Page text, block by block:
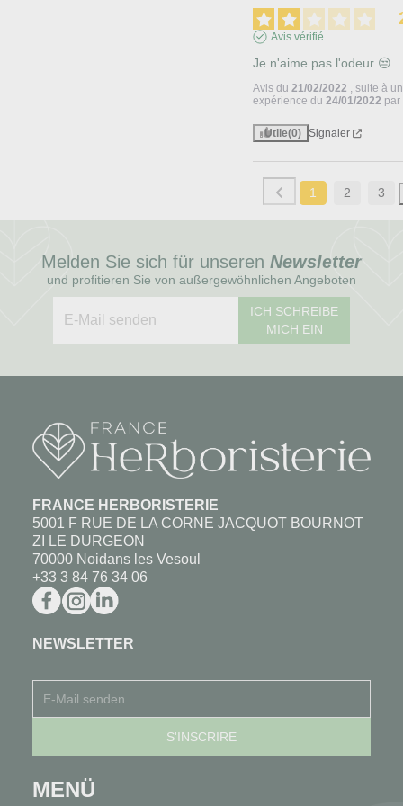
Avis vérifié
Je n'aime pas l'odeur 😒
Avis du21/02/2022 , suite à
expérience du24/01/2022 par
Utile(0) Signaler
1 2 3
Melden Sie sich für unseren Newsletter
und profitieren Sie von außergewöhnlichen Angeboten
ICH SCHREIBE
MICH EIN
FRANCE HERBORISTERIE
5001 F RUE DE LA CORNE JACQUOT BOURNOT
ZI LE DURGEON
70000 Noidans les Vesoul
+33 3 84 76 34 06
NEWSLETTER
MENÜ